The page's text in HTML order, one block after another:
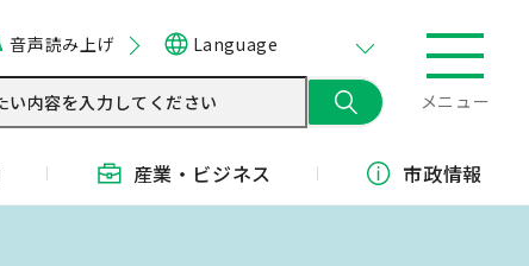
音声読み上げ Language
メニュー
産業・ ビジネス 市政情報